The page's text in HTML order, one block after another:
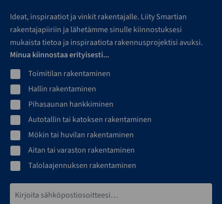
Ideat, inspiraatiot ja vinkit rakentajalle. Liity Smartian
rakentajapiiriin ja lähetämme sinulle kiinnostuksesi
mukaista tietoa ja inspiraatiota rakennusprojektisi avuksi.
Minua kiinnostaa erityisesti...
Toimitilan rakentaminen
Hallin rakentaminen
Pihasaunan hankkiminen
Autotallin tai katoksen rakentaminen
Mökin tai huvilan rakentaminen
Aitan tai varaston rakentaminen
Talolaajennuksen rakentaminen